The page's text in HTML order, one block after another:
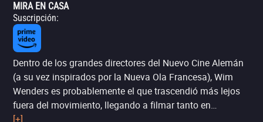
MIRA EN CASA
Suscripción:
Dentro de los grandes directores del Nuevo Cine Alemán
(a su vez inspirados por la Nueva Ola Francesa), Wim
Wenders es probablemente el que trascendió más lejos
fuera del movimiento, llegando a filmar tanto en
Alemania como en Estados Unidos y otros países, y con
[+]